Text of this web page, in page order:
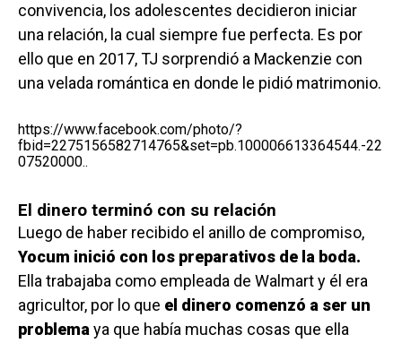
convivencia, los adolescentes decidieron iniciar
una relación, la cual siempre fue perfecta. Es por
ello que en 2017, TJ sorprendió a Mackenzie con
una velada romántica en donde le pidió matrimonio.
https://www.facebook.com/photo/?
fbid=2275156582714765&set=pb.100006613364544.-22
07520000..
El dinero terminó con su relación
Luego de haber recibido el anillo de compromiso,
Yocum inició con los preparativos de la boda.
Ella trabajaba como empleada de Walmart y él era
agricultor, por lo que el dinero comenzó a ser un
problemaya que había muchas cosas que ella